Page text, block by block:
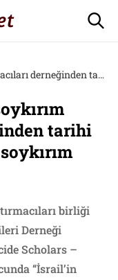
Dünyanın önde gelen soykırım araştırmacıları derneğinden tarihi karar: “İsrail, Gazze’de soykırım işliyor”
tarihi
birliği
Derneği
Scholars –
“İsrail’in